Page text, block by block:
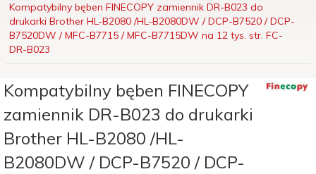
Kompatybilny bęben FINECOPY zamiennik DR-B023 do
drukarki Brother HL-B2080 /HL-B2080DW / DCP-B7520 / DCP-
B7520DW / MFC-B7715 / MFC-B7715DW na 12 tys. str. FC-
DR-B023
Kompatybilny bęben FINECOPY
zamiennik DR-B023 do drukarki
Brother HL-B2080 /HL-
B2080DW / DCP-B7520 / DCP-